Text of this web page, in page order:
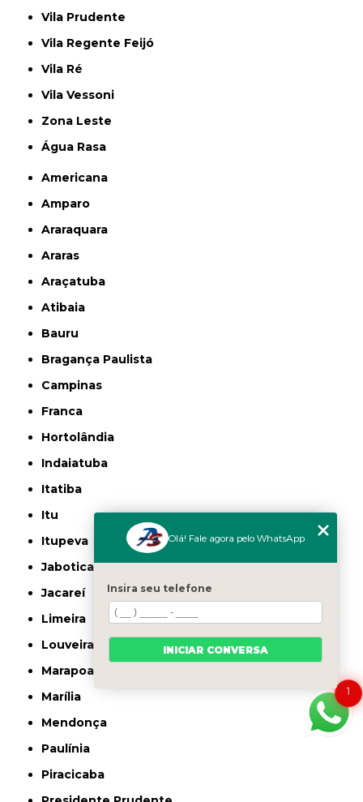
Vila Prudente
Vila Regente Feijó
Vila Ré
Vila Vessoni
Zona Leste
Água Rasa
Americana
Amparo
Araraquara
Araras
Araçatuba
Atibaia
Bauru
Bragança Paulista
Campinas
Franca
Hortolândia
Indaiatuba
Itatiba
Itu
Itupeva
Jaboticabal
Jacareí
Limeira
Louveira
Marapoama
Marília
Mendonça
Paulínia
Piracicaba
1
Olá! Fale agora pelo WhatsApp
Insira seu telefone
INICIAR CONVERSA